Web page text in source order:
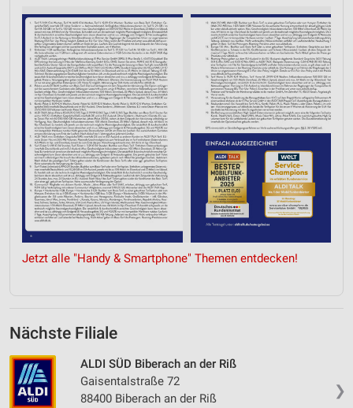
Jetzt alle "Handy & Smartphone" Themen entdecken!
Nächste Filiale
❯
ALDI SÜD Biberach an der Riß
Gaisentalstraße 72
88400 Biberach an der Riß